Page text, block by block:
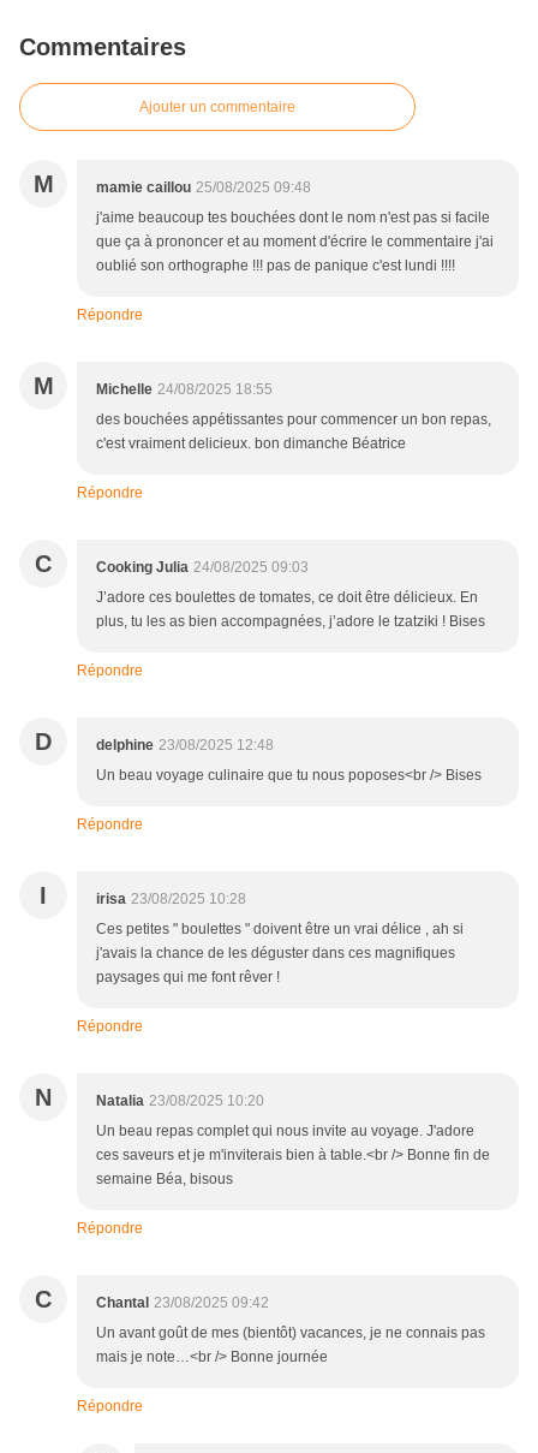
Commentaires
Ajouter un commentaire
M mamie caillou 25/08/2025 09:48
j'aime beaucoup tes bouchées dont le nom n'est pas si facile
que ça à prononcer et au moment d'écrire le commentaire j'ai
oublié son orthographe !!! pas de panique c'est lundi !!!!
Répondre
M Michelle 24/08/2025 18:55
des bouchées appétissantes pour commencer un bon repas,
c'est vraiment delicieux. bon dimanche Béatrice
Répondre
C Cooking Julia 24/08/2025 09:03
J’adore ces boulettes de tomates, ce doit être délicieux. En
plus, tu les as bien accompagnées, j’adore le tzatziki ! Bises
Répondre
D delphine 23/08/2025 12:48
Un beau voyage culinaire que tu nous poposes<br /> Bises
Répondre
I irisa 23/08/2025 10:28
Ces petites " boulettes " doivent être un vrai délice , ah si
j'avais la chance de les déguster dans ces magnifiques
paysages qui me font rêver !
Répondre
N Natalia 23/08/2025 10:20
Un beau repas complet qui nous invite au voyage. J'adore
ces saveurs et je m'inviterais bien à table.<br /> Bonne fin de
semaine Béa, bisous
Répondre
C Chantal 23/08/2025 09:42
Un avant goût de mes (bientôt) vacances, je ne connais pas
mais je note…<br /> Bonne journée
Répondre